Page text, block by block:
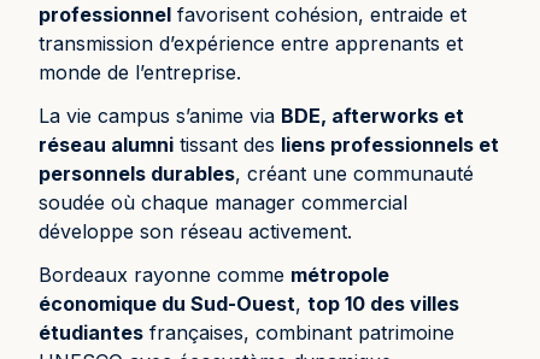
professionnel favorisent cohésion, entraide et
transmission d’expérience entre apprenants et
monde de l’entreprise.
La vie campus s’anime via BDE, afterworks et
réseau alumni tissant des liens professionnels et
personnels durables, créant une communauté
soudée où chaque manager commercial
développe son réseau activement.
Bordeaux rayonne comme métropole
économique du Sud-Ouest, top 10 des villes
étudiantes françaises, combinant patrimoine